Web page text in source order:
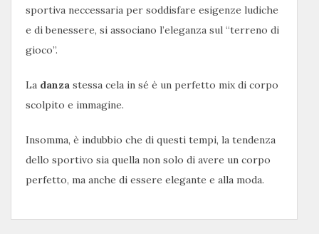
sportiva neccessaria per soddisfare esigenze ludiche
e di benessere, si associano l’eleganza sul “terreno di
gioco”.
La danza stessa cela in sé è un perfetto mix di corpo
scolpito e immagine.
Insomma, è indubbio che di questi tempi, la tendenza
dello sportivo sia quella non solo di avere un corpo
perfetto, ma anche di essere elegante e alla moda.